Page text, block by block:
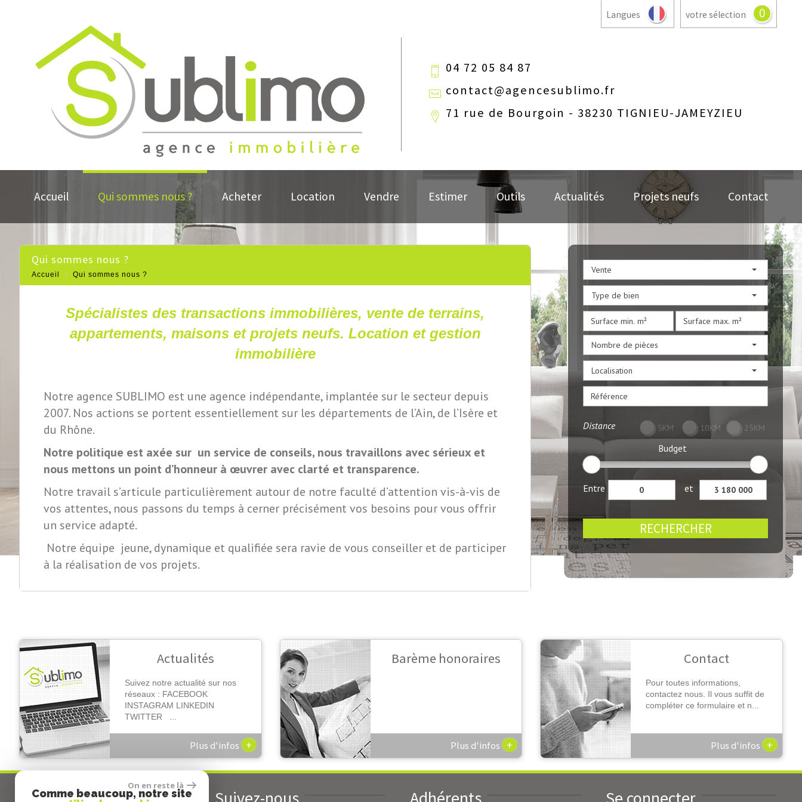
votre sélection 0
Langues
04 72 05 84 87
contact@agencesublimo.fr
71 rue de Bourgoin - 38230 TIGNIEU-JAMEYZIEU
Accueil Qui sommes nous ? Acheter Location Vendre Estimer Outils Actualités Projets neufs Contact
Vente
Type de bien
Nombre de pièces
Localisation
Distance 5KM 10KM 25KM
Budget
Entre et
RECHERCHER
qui sommes nous ?
Accueil Qui sommes nous ?
Spécialistes des transactions immobilières, vente de terrains,
appartements, maisons et projets neufs. Location et gestion
immobilière
Notre agence SUBLIMO est une agence indépendante, implantée sur le secteur depuis
2007. Nos actions se portent essentiellement sur les départements de l’Ain, de l’Isère et
du Rhône.
Notre politique est axée sur un service de conseils, nous travaillons avec sérieux et
nous mettons un point d’honneur à œuvrer avec clarté et transparence.
Notre travail s’articule particulièrement autour de notre faculté d’attention vis-à-vis de
vos attentes, nous passons du temps à cerner précisément vos besoins pour vous offrir
un service adapté.
Notre équipe jeune, dynamique et qualifiée sera ravie de vous conseiller et de participer
à la réalisation de vos projets.
Actualités
Suivez notre actualité sur nos
réseaux : FACEBOOK
INSTAGRAM LINKEDIN
TWITTER ...
Plus d'infos +
Barème honoraires
Plus d'infos +
Contact
Pour toutes informations,
contactez nous. Il vous suffit de
compléter ce formulaire et n...
Plus d'infos +
On en reste là
Comme beaucoup, notre site